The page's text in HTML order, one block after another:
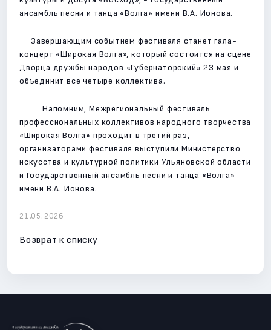
ансамбль песни и танца «Волга» имени В.А. Ионова.
Завершающим событием фестиваля станет гала-
концерт «Широкая Волга», который состоится на сцене
Дворца дружбы народов «Губернаторский» 23 мая и
объединит все четыре коллектива.
Напомним, Межрегиональный фестиваль
профессиональных коллективов народного творчества
«Широкая Волга» проходит в третий раз,
организаторами фестиваля выступили Министерство
искусства и культурной политики Ульяновской области
и Государственный ансамбль песни и танца «Волга»
имени В.А. Ионова.
21.05.2026
Возврат к списку